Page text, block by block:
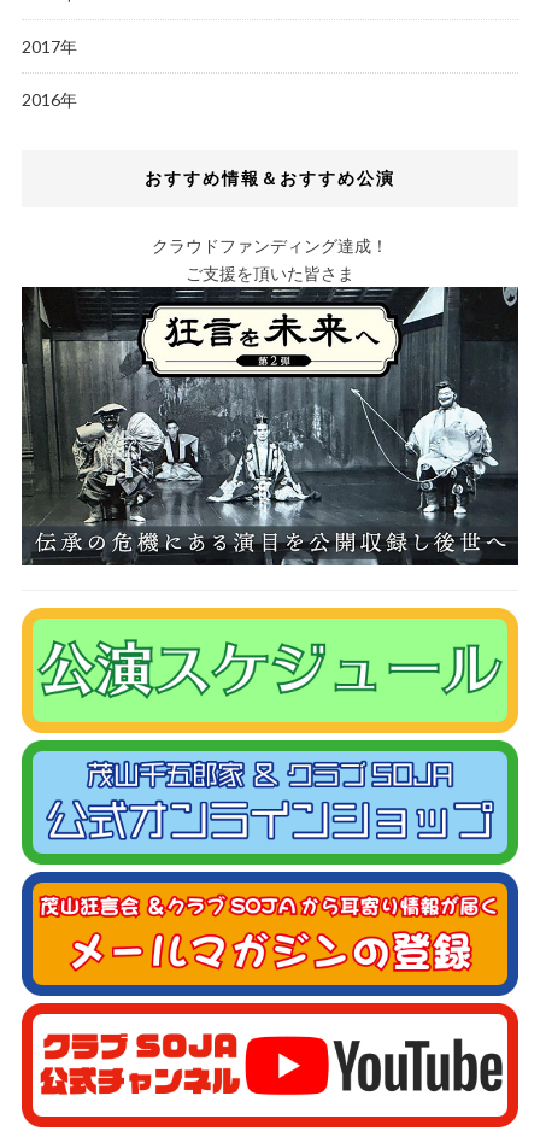
2017年
2016年
おすすめ情報＆おすすめ公演
クラウドファンディング達成！
ご支援を頂いた皆さま